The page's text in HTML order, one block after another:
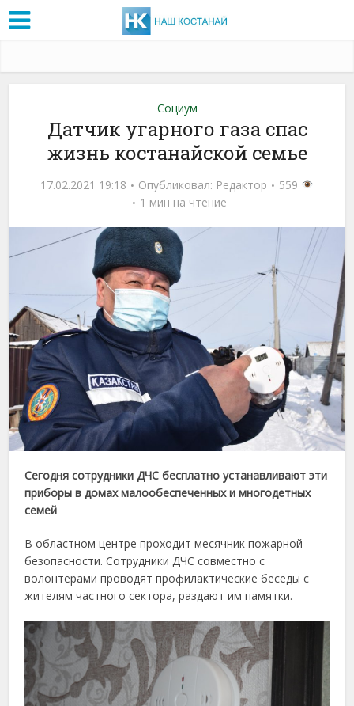
Социум
Датчик угарного газа спас
жизнь костанайской семье
17.02.2021 19:18 Опубликовал: Редактор
559
1 мин на чтение
Сегодня сотрудники ДЧС бесплатно устанавливают эти
приборы в домах малообеспеченных и многодетных
семей
В областном центре проходит месячник пожарной
безопасности. Сотрудники ДЧС совместно с
волонтёрами проводят профилактические беседы с
жителям частного сектора, раздают им памятки.